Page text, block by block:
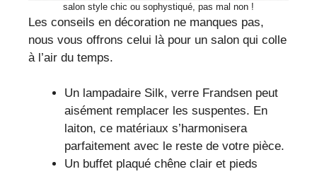
salon style chic ou sophystiqué, pas mal non !
Les conseils en décoration ne manques pas,
nous vous offrons celui là pour un salon qui colle
à l’air du temps.
Un lampadaire Silk, verre Frandsen peut
aisément remplacer les suspentes. En
laiton, ce matériaux s’harmonisera
parfaitement avec le reste de votre pièce.
Un buffet plaqué chêne clair et pieds